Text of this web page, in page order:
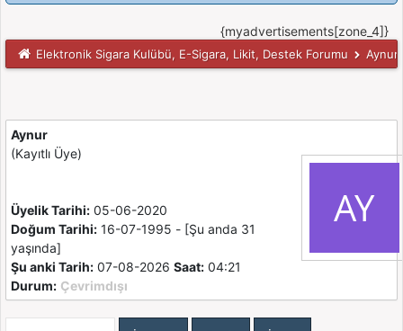
{myadvertisements[zone_4]}
Elektronik Sigara Kulübü, E-Sigara, Likit, Destek Forumu Aynur,
Aynur
(Kayıtlı Üye)
Üyelik Tarihi: 05-06-2020
Doğum Tarihi: 16-07-1995 - [Şu anda 31
yaşında]
Şu anki Tarih: 07-08-2026 Saat: 04:21
Durum: Çevrimdışı